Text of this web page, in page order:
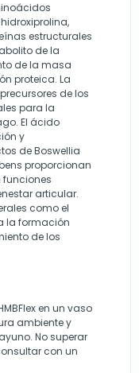
estructurales
de la
de la masa
proteica. La
de los
para la
El ácido
y
de Boswellia
proporcionan
funciones
articular.
como el
la formación
de los
en un vaso
ambiente y
No superar
con un